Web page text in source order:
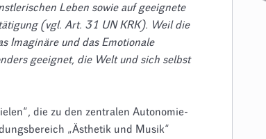
Leben sowie auf geeignete
(vgl. Art. 31 UN KRK). Weil die
Imaginäre und das Emotionale
geeignet, die Welt und sich selbst
die zu den zentralen Autonomie-
„Ästhetik und Musik“